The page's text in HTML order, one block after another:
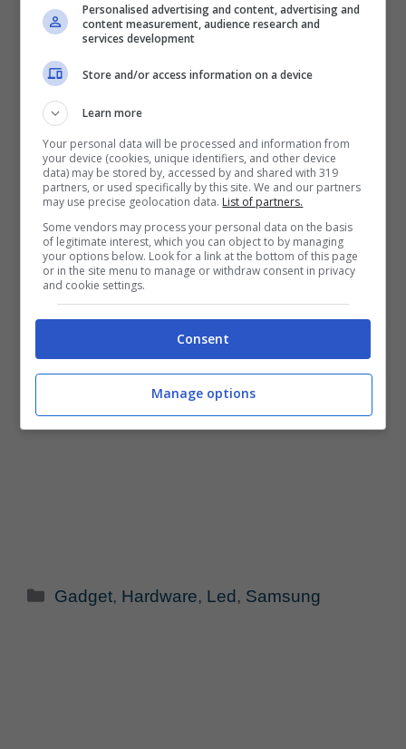
Categorie
Gadget, Hardware, Led , Samsung
Personalised advertising and content, advertising and
content measurement, audience research and
services development
Store and/or access information on a device
Learn more
Your personal data will be processed and information from
your device (cookies, unique identifiers, and other device
data) may be stored by, accessed by and shared with 319
partners, or used specifically by this site. We and our partners
may use precise geolocation data. List of partners.
Some vendors may process your personal data on the basis
of legitimate interest, which you can object to by managing
your options below. Look for a link at the bottom of this page
or in the site menu to manage or withdraw consent in privacy
and cookie settings.
Consent
Manage options